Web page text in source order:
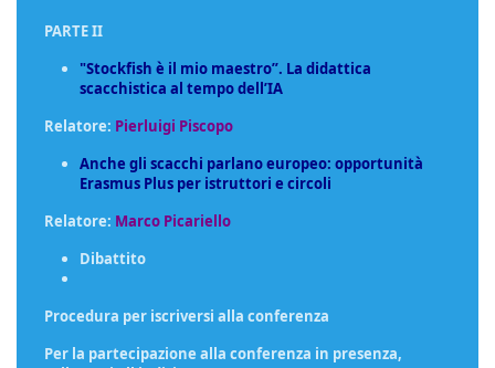
PARTE II
"Stockfish è il mio maestro”. La didattica
scacchistica al tempo dell’IA
Relatore: Pierluigi Piscopo
Anche gli scacchi parlano europeo: opportunità
Erasmus Plus per istruttori e circoli
Relatore: Marco Picariello
Dibattito
Procedura per iscriversi alla conferenza
Per la partecipazione alla conferenza in presenza,